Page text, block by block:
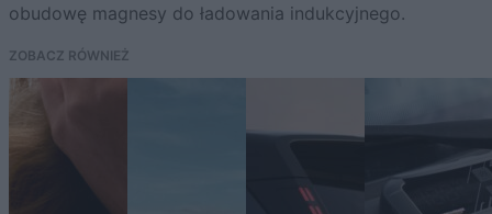
obudowę magnesy do ładowania indukcyjnego.
ZOBACZ RÓWNIEŻ